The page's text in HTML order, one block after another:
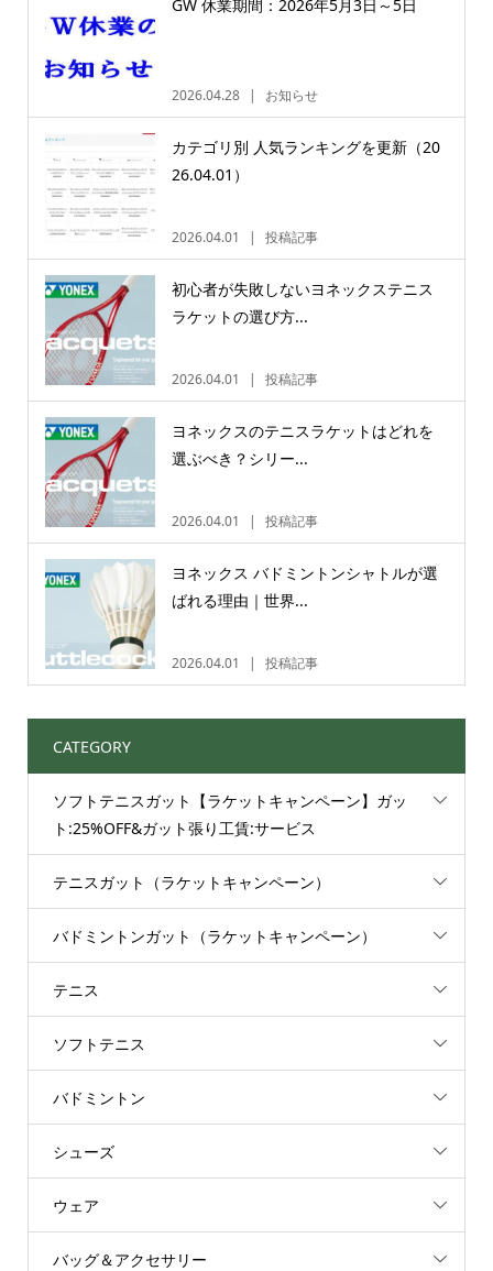
GW 休業期間：2026年5月3日～5日
2026.04.28 お知らせ
カテゴリ別 人気ランキングを更新（20
26.04.01）
2026.04.01 投稿記事
初心者が失敗しないヨネックステニス
ラケットの選び方...
2026.04.01 投稿記事
ヨネックスのテニスラケットはどれを
選ぶべき？シリー...
2026.04.01 投稿記事
ヨネックス バドミントンシャトルが選
ばれる理由｜世界...
2026.04.01 投稿記事
CATEGORY
ソフトテニスガット【ラケットキャンペーン】ガッ
ト:25%OFF&ガット張り工賃:サービス
テニスガット（ラケットキャンペーン）
バドミントンガット（ラケットキャンペーン）
テニス
ソフトテニス
バドミントン
シューズ
ウェア
バッグ＆アクセサリー